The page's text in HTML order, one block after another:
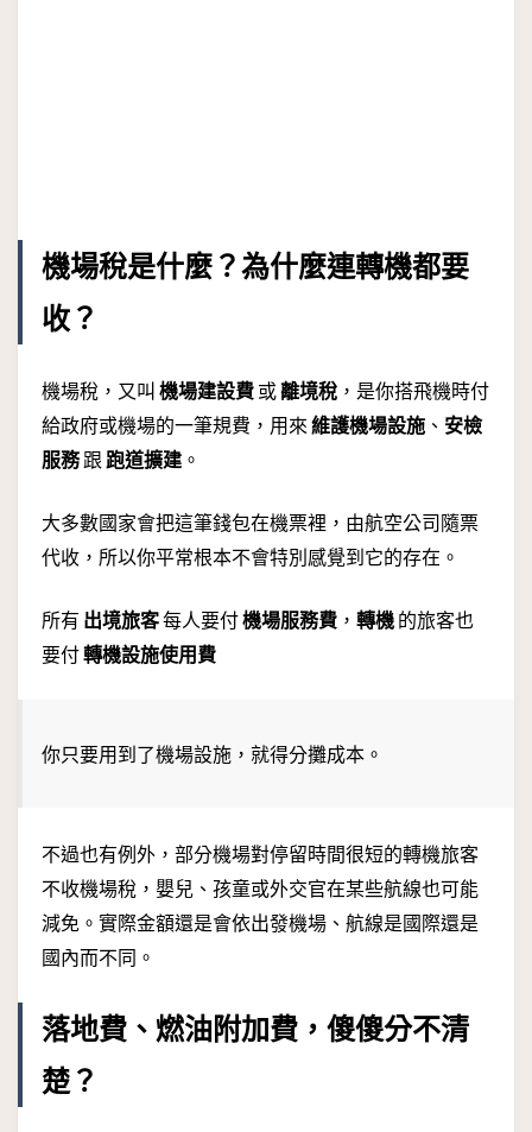
機場稅是什麼？為什麼連轉機都要
收？
機場稅，又叫 機場建設費 或 離境稅 ，是你搭飛機時付
給政府或機場的一筆規費，用來 維護機場設施 、 安檢
服務跟 跑道擴建 。
大多數國家會把這筆錢包在機票裡，由航空公司隨票
代收，所以你平常根本不會特別感覺到它的存在。
所有 出境旅客每人要付機場服務費 ， 轉機 的旅客也
要付轉機設施使用費
你只要用到了機場設施，就得分攤成本。
不過也有例外，部分機場對停留時間很短的轉機旅客
不收機場稅，嬰兒、孩童或外交官在某些航線也可能
減免。實際金額還是會依出發機場、航線是國際還是
國內而不同。
落地費、燃油附加費，傻傻分不清
楚？